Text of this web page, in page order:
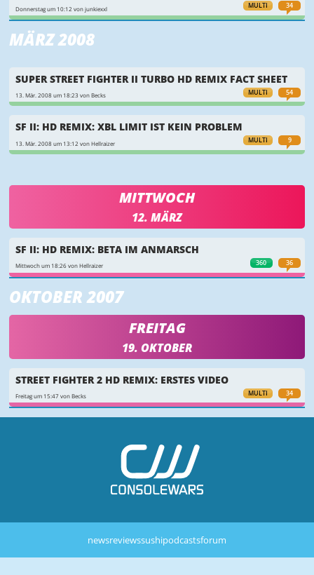
MULTI 34
Donnerstag um 10:12 von junkiexxl
MÄRZ 2008
MULTI 54
SUPER STREET FIGHTER II TURBO HD REMIX FACT SHEET
13. Mär. 2008 um 18:23 von Becks
MULTI 9
SF II: HD REMIX: XBL LIMIT IST KEIN PROBLEM
13. Mär. 2008 um 13:12 von Hellraizer
MITTWOCH
12. MÄRZ
360 36
SF II: HD REMIX: BETA IM ANMARSCH
Mittwoch um 18:26 von Hellraizer
OKTOBER 2007
FREITAG
19. OKTOBER
MULTI 34
STREET FIGHTER 2 HD REMIX: ERSTES VIDEO
Freitag um 15:47 von Becks
newsreviewssushipodcastsforum